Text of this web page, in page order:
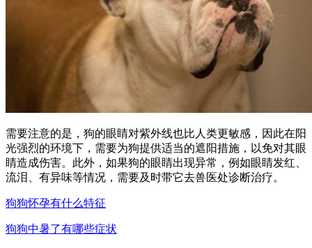
需要注意的是，狗的眼睛对紫外线也比人类更敏感，因此在阳
光强烈的环境下，需要为狗提供适当的遮阳措施，以免对其眼
睛造成伤害。此外，如果狗的眼睛出现异常，例如眼睛发红、
流泪、有异味等情况，需要及时带它去兽医处诊断治疗。
狗狗怀孕有什么特征
狗狗中暑了有哪些症状